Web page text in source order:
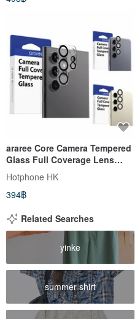
araree Core Camera Tempered
Glass Full Coverage Lens
Protector-Galaxy S24 Series
Hotphone HK
394฿
Related Searches
yinke
summer shirt